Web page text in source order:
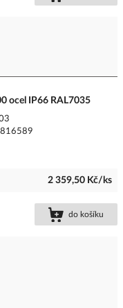
ocel IP66 RAL7035
2 359,50 Kč/ks
do košíku